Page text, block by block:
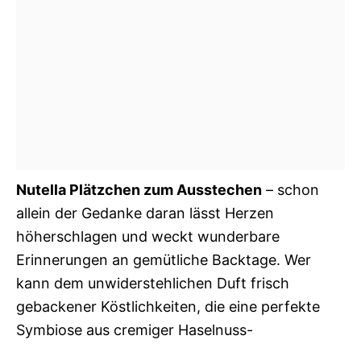
Nutella Plätzchen zum Ausstechen – schon
allein der Gedanke daran lässt Herzen
höherschlagen und weckt wunderbare
Erinnerungen an gemütliche Backtage. Wer
kann dem unwiderstehlichen Duft frisch
gebackener Köstlichkeiten, die eine perfekte
Symbiose aus cremiger Haselnuss-